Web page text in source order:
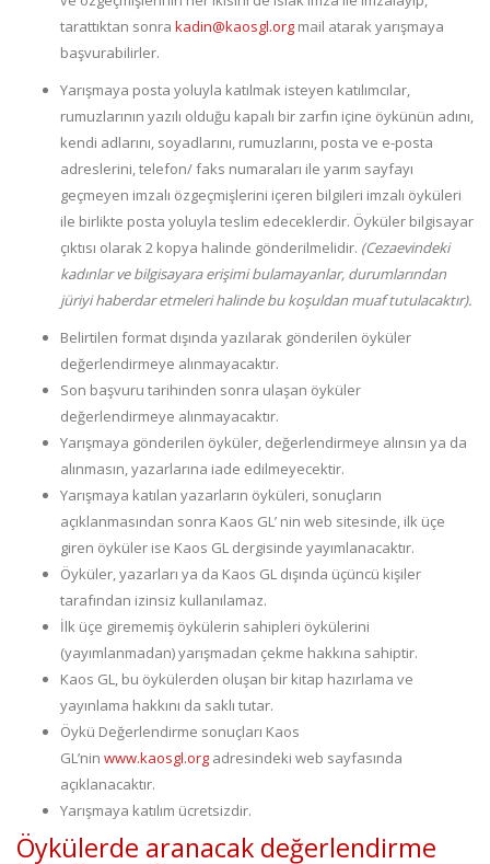
tarattıktan sonra kadin@kaosgl.org mail atarak yarışmaya
başvurabilirler.
Yarışmaya posta yoluyla katılmak isteyen katılımcılar,
rumuzlarının yazılı olduğu kapalı bir zarfın içine öykünün adını,
kendi adlarını, soyadlarını, rumuzlarını, posta ve e-posta
adreslerini, telefon/ faks numaraları ile yarım sayfayı
geçmeyen imzalı özgeçmişlerini içeren bilgileri imzalı öyküleri
ile birlikte posta yoluyla teslim edeceklerdir. Öyküler bilgisayar
çıktısı olarak 2 kopya halinde gönderilmelidir. (Cezaevindeki
kadınlar ve bilgisayara erişimi bulamayanlar, durumlarından
jüriyi haberdar etmeleri halinde bu koşuldan muaf tutulacaktır).
Belirtilen format dışında yazılarak gönderilen öyküler
değerlendirmeye alınmayacaktır.
Son başvuru tarihinden sonra ulaşan öyküler
değerlendirmeye alınmayacaktır.
Yarışmaya gönderilen öyküler, değerlendirmeye alınsın ya da
alınmasın, yazarlarına iade edilmeyecektir.
Yarışmaya katılan yazarların öyküleri, sonuçların
açıklanmasından sonra Kaos GL’ nin web sitesinde, ilk üçe
giren öyküler ise Kaos GL dergisinde yayımlanacaktır.
Öyküler, yazarları ya da Kaos GL dışında üçüncü kişiler
tarafından izinsiz kullanılamaz.
İlk üçe girememiş öykülerin sahipleri öykülerini
(yayımlanmadan) yarışmadan çekme hakkına sahiptir.
Kaos GL, bu öykülerden oluşan bir kitap hazırlama ve
yayınlama hakkını da saklı tutar.
Öykü Değerlendirme sonuçları Kaos
GL’nin www.kaosgl.org adresindeki web sayfasında
açıklanacaktır.
Yarışmaya katılım ücretsizdir.
Öykülerde aranacak değerlendirme